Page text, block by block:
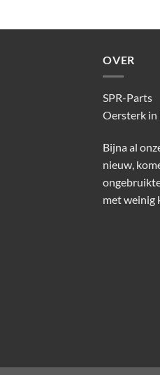
OVER
SPR-Parts
Oersterk
Bijna al
nieuw,
met weinig